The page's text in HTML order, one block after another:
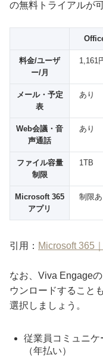
の無料トライアルが
料金/ユーザ
ー/月
1,161
メール・予定
表
あり
Web会議・音
声通話
あり
ファイル容量
制限
1TB
Microsoft 365
アプリ
制限あ
引用： Microsoft 365
なお、Viva Engage
ウンロードすること
選択しましょう。
従業員コミュニケ
（年払い）